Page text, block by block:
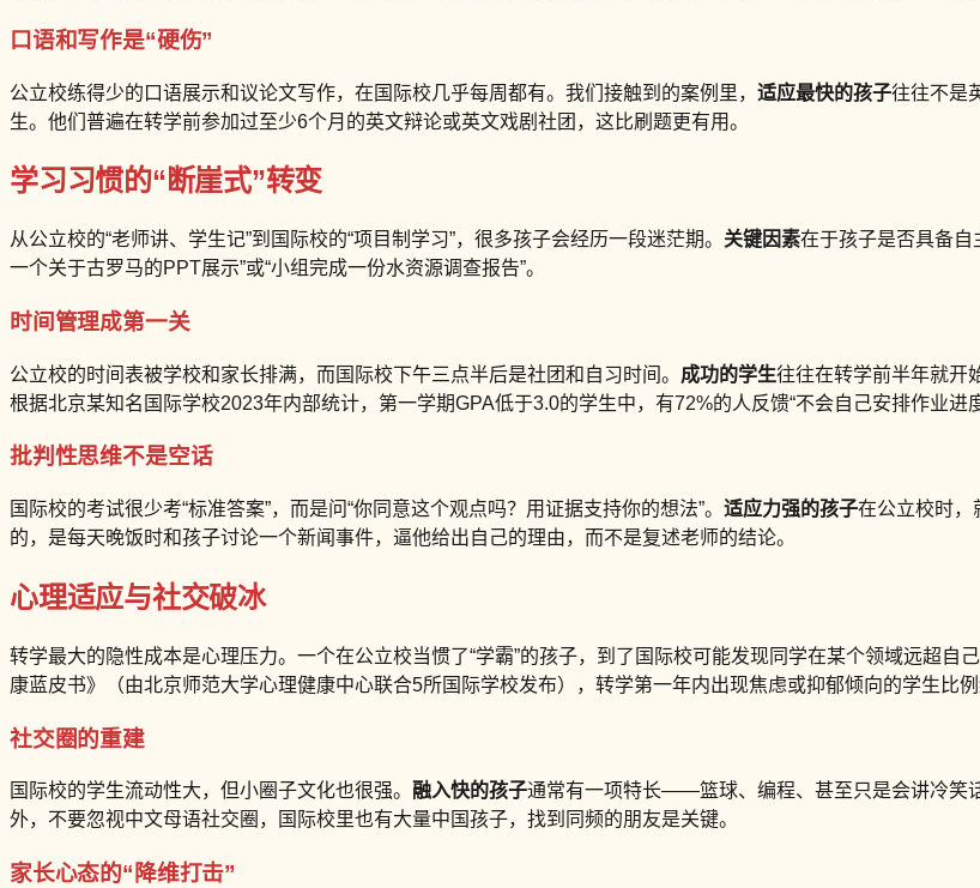
口语和写作是“硬伤”
公立校练得少的口语展示和议论文写作，在国际校几乎每周都有。我们接触到的案例里， 适应最快的孩子往往不是
生。他们普遍在转学前参加过至少6个月的英文辩论或英文戏剧社团，这比刷题更有用。
学习习惯的“断崖式”转变
从公立校的“老师讲、学生记”到国际校的“项目制学习”，很多孩子会经历一段迷茫期。 关键因素在于孩子是否具备自
一个关于古罗马的PPT展示”或“小组完成一份水资源调查报告”。
时间管理成第一关
公立校的时间表被学校和家长排满，而国际校下午三点半后是社团和自习时间。 成功的学生往往在转学前半年就开
根据北京某知名国际学校2023年内部统计，第一学期GPA低于3.0的学生中，有72%的人反馈“不会自己安排作业进度
批判性思维不是空话
国际校的考试很少考“标准答案”，而是问“你同意这个观点吗？用证据支持你的想法”。 适应力强的孩子在公立校时，
的，是每天晚饭时和孩子讨论一个新闻事件，逼他给出自己的理由，而不是复述老师的结论。
心理适应与社交破冰
转学最大的隐性成本是心理压力。一个在公立校当惯了“学霸”的孩子，到了国际校可能发现同学在某个领域远超自
康蓝皮书》（由北京师范大学心理健康中心联合5所国际学校发布），转学第一年内出现焦虑或抑郁倾向的学生比
社交圈的重建
国际校的学生流动性大，但小圈子文化也很强。 融入快的孩子通常有一项特长——篮球、编程、甚至只是会讲冷笑
外，不要忽视中文母语社交圈，国际校里也有大量中国孩子，找到同频的朋友是关键。
家长心态的“降维打击”